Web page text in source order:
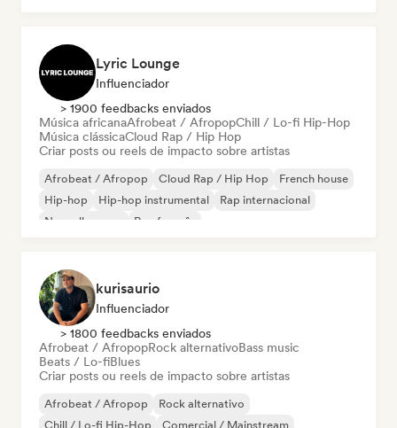
Lyric Lounge
Influenciador
> 1900 feedbacks enviados
Música africanaAfrobeat / AfropopChill / Lo-fi Hip-Hop
Música clássicaCloud Rap / Hip Hop
Criar posts ou reels de impacto sobre artistas
Afrobeat / Afropop Cloud Rap / Hip Hop
French house
Hip-hop
Hip-hop instrumental
Rap internacional
Nouvelle scene
Rap francês
kurisaurio
Influenciador
> 1800 feedbacks enviados
Afrobeat / AfropopRock alternativoBass music
Beats / Lo-fiBlues
Criar posts ou reels de impacto sobre artistas
Afrobeat / Afropop
Rock alternativo
Chill / Lo-fi Hip-Hop
Comercial / Mainstream